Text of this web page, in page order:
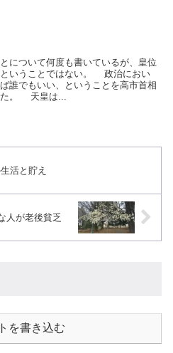
について何度も書いているが、皇位
いうことではない。 政治におい
誰でもいい、ということを高市首相
た。 天皇は...
活と貯え
人が老後貧乏
を書き込む